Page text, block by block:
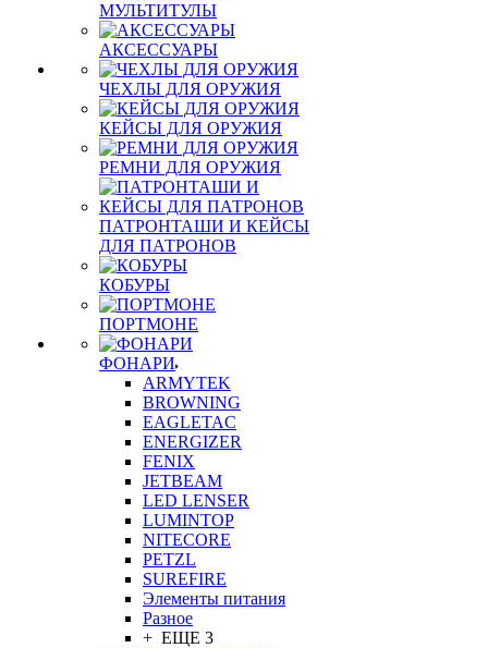
МУЛЬТИТУЛЫ
АКСЕССУАРЫ
ЧЕХЛЫ ДЛЯ ОРУЖИЯ
КЕЙСЫ ДЛЯ ОРУЖИЯ
РЕМНИ ДЛЯ ОРУЖИЯ
ПАТРОНТАШИ И КЕЙСЫ
ДЛЯ ПАТРОНОВ
КОБУРЫ
ПОРТМОНЕ
ФОНАРИ
ARMYTEK
BROWNING
EAGLETAC
ENERGIZER
FENIX
JETBEAM
LED LENSER
LUMINTOP
NITECORE
PETZL
SUREFIRE
Элементы питания
Разное
+ ЕЩЕ 3